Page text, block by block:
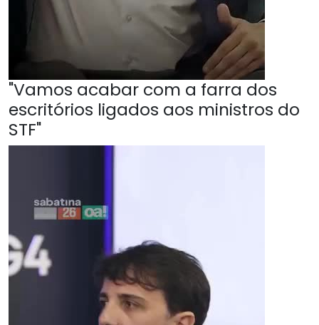
"Vamos acabar com a farra dos
escritórios ligados aos ministros do
STF"